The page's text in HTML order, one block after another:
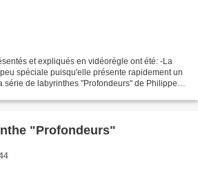
et expliqués en vidéorègle ont été: -La
spéciale puisqu'elle présente rapidement un
série de labyrinthes "Profondeurs" de Philippe
"Profondeurs"